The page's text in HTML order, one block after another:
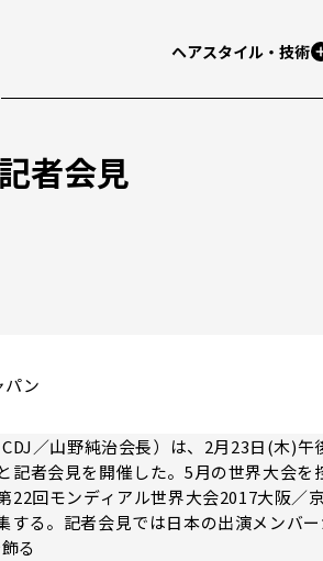
ヘアスタイル・技術
者会見
パン
／山野純治会長）は、2月23日(木)午
記者会見を開催した。5月の世界大会
22回モンディアル世界大会2017大阪／
る。記者会見では日本の出演メンバー
る